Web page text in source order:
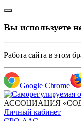
Вы используете
Работа сайта в этом
Google Chrome
АССОЦИАЦИЯ
Личный кабинет